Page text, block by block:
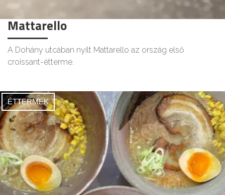
Mattarello
A Dohány utcában nyílt Mattarello az ország első
croissant-étterme.
ÉTTERMEK